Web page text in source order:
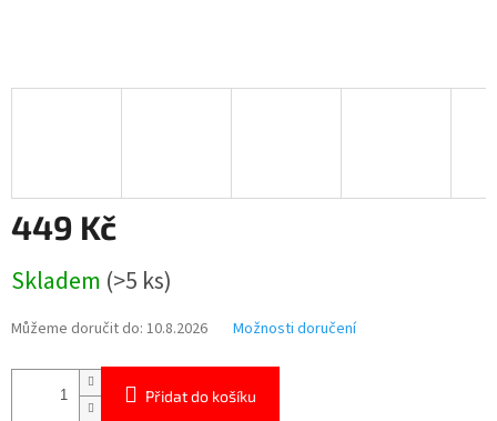
449 Kč
cena:
Skladem (>5 ks)
Můžeme doručit do: 10.8.2026 Možnosti doručení
Přidat do košíku